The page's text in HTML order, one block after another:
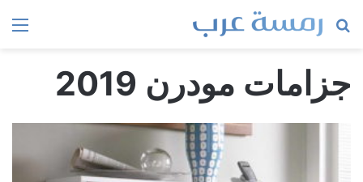
بحث
جزامات مودرن 2019